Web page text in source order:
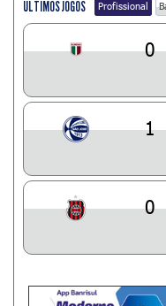
ÚLTIMOS JOGOS Profissional
0
1
0